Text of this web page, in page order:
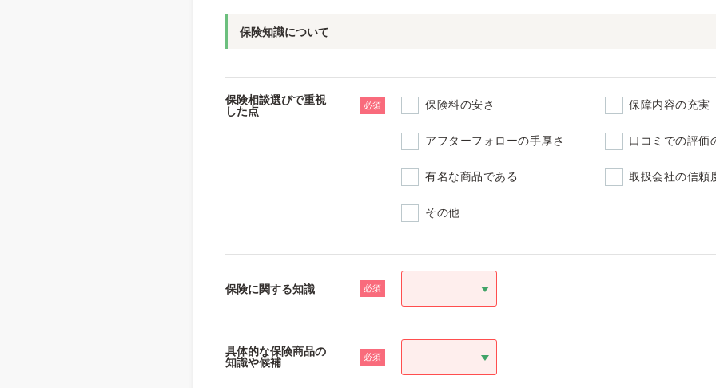
保険知識について
保険相談選びで重視
した点
必須 保険料の安さ 保障内容の充実
アフターフォローの手厚さ 口コミでの評価
有名な商品である 取扱会社の信頼
その他
保険に関する知識 必須
具体的な保険商品の
知識や候補
必須